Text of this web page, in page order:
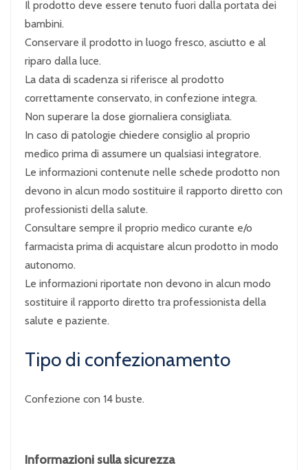
Il prodotto deve essere tenuto fuori dalla portata dei
bambini.
Conservare il prodotto in luogo fresco, asciutto e al
riparo dalla luce.
La data di scadenza si riferisce al prodotto
correttamente conservato, in confezione integra.
Non superare la dose giornaliera consigliata.
In caso di patologie chiedere consiglio al proprio
medico prima di assumere un qualsiasi integratore.
Le informazioni contenute nelle schede prodotto non
devono in alcun modo sostituire il rapporto diretto con
professionisti della salute.
Consultare sempre il proprio medico curante e/o
farmacista prima di acquistare alcun prodotto in modo
autonomo.
Le informazioni riportate non devono in alcun modo
sostituire il rapporto diretto tra professionista della
salute e paziente.
Tipo di confezionamento
Confezione con 14 buste.
Informazioni sulla sicurezza